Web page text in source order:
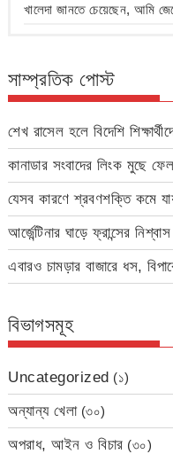
খালেদা জানতে চেয়েছেন, আমি
সাম্প্রতিক পোস্ট
শেখ রাসেল হলে বিদেশি
কানাডার সংবাদের লিংক মুছে
যেসব কারণে শ্রবণশক্তি কমে
আর্জেন্টিনার ঘাড়ে ফ্রান্সের নিশ্বাস
এবারও চামড়ার বাজারে ধস,
বিভাগসমূহ
Uncategorized (১)
অন্যান্য খেলা(৩০)
অপরাধ, আইন ও বিচার (৩০)